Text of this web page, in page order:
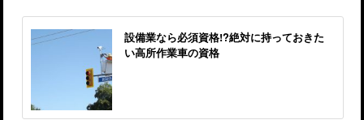
設備業なら必須資格!?絶対に持っておきた
い高所作業車の資格